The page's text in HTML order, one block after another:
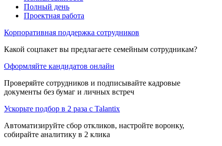
Полный день
Проектная работа
Корпоративная поддержка сотрудников
Какой соцпакет вы предлагаете семейным сотрудникам?
Оформляйте кандидатов онлайн
Проверяйте сотрудников и подписывайте кадровые
документы без бумаг и личных встреч
Ускорьте подбор в 2 раза с Talantix
Автоматизируйте сбор откликов, настройте воронку,
собирайте аналитику в 2 клика